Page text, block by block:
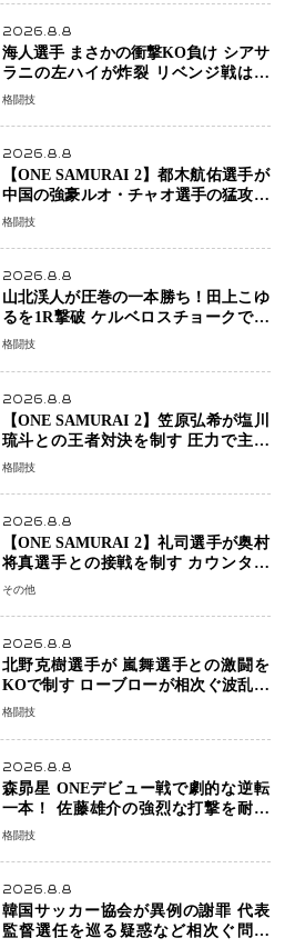
ーで完全決着
2026.8.8
海人選手 まさかの衝撃KO負け シアサ
ラニの左ハイが炸裂 リベンジ戦は一
瞬で決着
格闘技
2026.8.8
【ONE SAMURAI 2】都木航佑選手が
中国の強豪ルオ・チャオ選手の猛攻を
受けながらも的確な攻撃で応戦 最後
格闘技
2026.8.8
山北渓人が圧巻の一本勝ち！田上こゆ
るを1R撃破 ケルベロスチョークで存
在感を示す
格闘技
2026.8.8
【ONE SAMURAI 2】笠原弘希が塩川
琉斗との王者対決を制す 圧力で主導
権を握り判定勝利
格闘技
2026.8.8
【ONE SAMURAI 2】礼司選手が奥村
将真選手との接戦を制す カウンター
と正確な打撃で判定勝利
その他
2026.8.8
北野克樹選手が 嵐舞選手との激闘を
KOで制す ローブローが相次ぐ波乱の
展開…涙の勝利「生まれてくる娘のた
格闘技
2026.8.8
森昴星 ONEデビュー戦で劇的な逆転
一本！ 佐藤雄介の強烈な打撃を耐え
抜き、リアネイキッドチョークで勝利
格闘技
2026.8.8
韓国サッカー協会が異例の謝罪 代表
監督選任を巡る疑惑など相次ぐ問題